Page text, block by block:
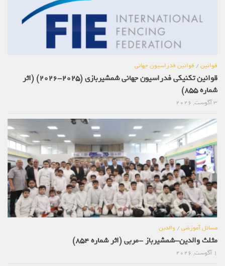
قوانین/ قوانین فدراسیون جهانی
قوانین تکنیکی فدراسیون جهانی شمشیربازی (2025-2026) (اثر
شماره 855)
3 آگوست, 2026
مسائل آموزشی/ والدین
مثلث والدین-شمشیرباز -مربی (اثر شماره 854)
1 آگوست, 2026